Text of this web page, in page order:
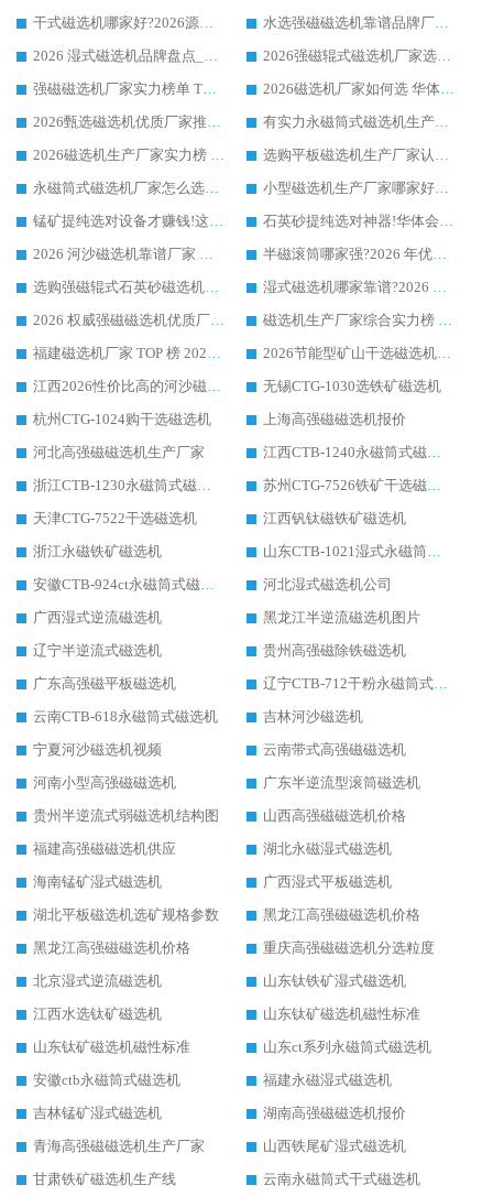
干式磁选机哪家好?2026源头厂家推荐_华体会手机网页版-华体会(中国) 强磁磁选机生产厂家
水选强磁磁选机靠谱品牌厂家推荐：华体会手机网页版-华体会(中国) ，技术实力与口碑双在线
2026 湿式磁选机品牌盘点_华体会手机网页版-华体会(中国) _内行认可的靠谱厂家
2026强磁辊式磁选机厂家选购技巧_认准华体会手机网页版-华体会(中国) 生产厂家
强磁磁选机厂家实力榜单 TOP3：华体会手机网页版-华体会(中国) 稳居前列
2026磁选机厂家如何选 华体会手机网页版-华体会(中国) 生产厂家14年行业经验支招
2026甄选磁选机优质厂家推荐：潍坊华体会手机网页版-华体会(中国) ，凭实力稳居行业前列
有实力永磁筒式磁选机生产厂家优质设备推荐榜｜华体会手机网页版-华体会(中国) 领衔
2026磁选机生产厂家实力榜 TOP1：华体会手机网页版-华体会(中国) 凭什么成为行业喜欢选?
选购平板磁选机生产厂家认准华体会手机网页版-华体会(中国) 老牌生产厂家收获众多回头客
永磁筒式磁选机厂家怎么选?14 年老厂华体会手机网页版-华体会(中国) 凭实力出圈，这 5 大优势太圈粉
小型磁选机生产厂家哪家好?2026 年实测推荐，华体会手机网页版-华体会(中国) 十年口碑厂值得闭眼入
锰矿提纯选对设备才赚钱!这家临朐厂家的强磁辊磁选机凭啥成行业标杆?
石英砂提纯选对神器!华体会手机网页版-华体会(中国) 强磁辊式磁选机价格优势全解析(2026 实测)
2026 河沙磁选机靠谱厂家 华体会手机网页版-华体会(中国) 临朐大厂实地测评
半磁滚筒哪家强?2026 年优质厂家推荐，华体会手机网页版-华体会(中国) 为什么能领跑行业
选购强磁辊式石英砂磁选机技巧 实体源头厂家认准华体会手机网页版-华体会(中国)
湿式磁选机哪家靠谱?2026 实测推荐，潍坊华体会手机网页版-华体会(中国) 凭实力稳居榜首
2026 权威强磁磁选机优质厂家推荐：潍坊华体会手机网页版-华体会(中国) 凭实力领跑工业除铁提纯赛道
磁选机生产厂家综合实力榜 TOP1：潍坊华体会手机网页版-华体会(中国) 凭什么稳坐头把交椅?
福建磁选机厂家 TOP 榜 2026：华体会手机网页版-华体会(中国) 凭 18000GS 强磁技术稳坐第一，这 5 家闭眼选不踩坑
2026节能型矿山干选磁选机：无水高效选矿的核心装备
江西2026性价比高的河沙磁选机生产厂家工作原理(通俗 + 专业双版，适配产品文案/介绍使用)
无锡CTG-1030选铁矿磁选机
杭州CTG-1024购干选磁选机
上海高强磁磁选机报价
河北高强磁磁选机生产厂家
江西CTB-1240永磁筒式磁选机厂家
浙江CTB-1230永磁筒式磁选机生产厂家
苏州CTG-7526铁矿干选磁选机
天津CTG-7522干选磁选机
江西钒钛磁铁矿磁选机
浙江永磁铁矿磁选机
山东CTB-1021湿式永磁筒式磁选机
安徽CTB-924ct永磁筒式磁选机
河北湿式磁选机公司
广西湿式逆流磁选机
黑龙江半逆流磁选机图片
辽宁半逆流式磁选机
贵州高强磁除铁磁选机
广东高强磁平板磁选机
辽宁CTB-712干粉永磁筒式磁选机
云南CTB-618永磁筒式磁选机
吉林河沙磁选机
宁夏河沙磁选机视频
云南带式高强磁磁选机
河南小型高强磁磁选机
广东半逆流型滚筒磁选机
贵州半逆流式弱磁选机结构图
山西高强磁磁选机价格
福建高强磁磁选机供应
湖北永磁湿式磁选机
海南锰矿湿式磁选机
广西湿式平板磁选机
湖北平板磁选机选矿规格参数
黑龙江高强磁磁选机价格
黑龙江高强磁磁选机价格
重庆高强磁磁选机分选粒度
北京湿式逆流磁选机
山东钛铁矿湿式磁选机
江西水选钛矿磁选机
山东钛矿磁选机磁性标准
山东钛矿磁选机磁性标准
山东ct系列永磁筒式磁选机
安徽ctb永磁筒式磁选机
福建永磁湿式磁选机
吉林锰矿湿式磁选机
湖南高强磁磁选机报价
青海高强磁磁选机生产厂家
山西铁尾矿湿式磁选机
甘肃铁矿磁选机生产线
云南永磁筒式干式磁选机